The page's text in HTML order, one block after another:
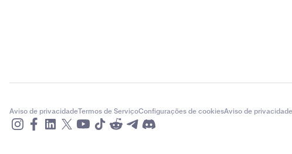
Aviso de privacidadeTermos de ServiçoConfigurações de cookiesAviso de